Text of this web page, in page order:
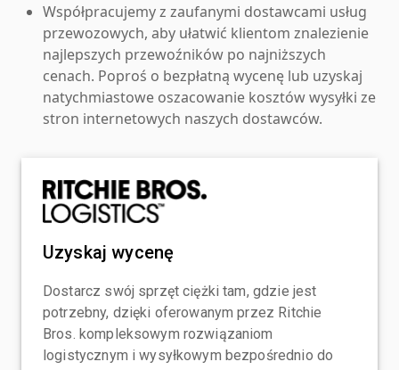
Współpracujemy z zaufanymi dostawcami usług
przewozowych, aby ułatwić klientom znalezienie
najlepszych przewoźników po najniższych
cenach. Poproś o bezpłatną wycenę lub uzyskaj
natychmiastowe oszacowanie kosztów wysyłki ze
stron internetowych naszych dostawców.
Uzyskaj wycenę
Dostarcz swój sprzęt ciężki tam, gdzie jest
potrzebny, dzięki oferowanym przez Ritchie
Bros. kompleksowym rozwiązaniom
logistycznym i wysyłkowym bezpośrednio do